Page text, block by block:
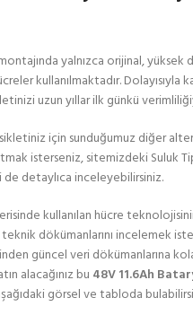
yalnızca orijinal, yüksek
kullanılmaktadır. Dolayısıyla
uzun yıllar ilk günkü
için sunduğumuz diğer
isterseniz, sitemizdeki Suluk
detaylıca inceleyebilirsiniz.
kullanılan hücre
dökümanlarını incelemek
güncel veri dökümanlarına
alacağınız bu 48V 11.6Ah
görsel ve tabloda